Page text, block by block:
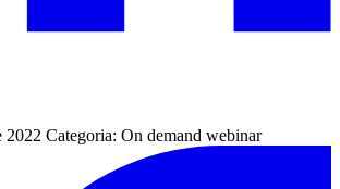
2022 Categoria: On demand webinar